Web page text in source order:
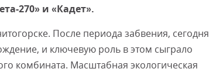
270» и «Кадет».
После периода забвения, сегодня
и ключевую роль в этом сыграло
комбината. Масштабная экологическая